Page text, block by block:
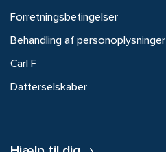
Forretningsbetingelser
Behandling af personoplysninger
Carl F
Datterselskaber